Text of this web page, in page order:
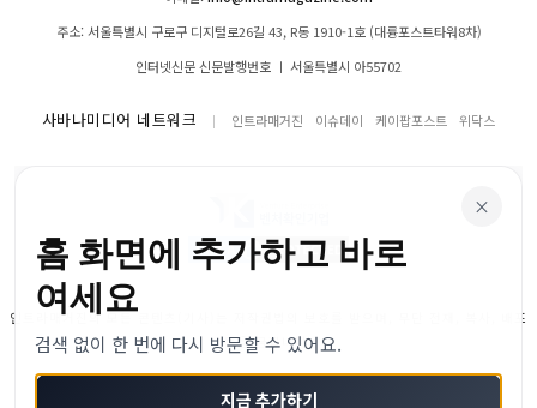
주소: 서울특별시 구로구 디지털로26길 43, R동 1910-1호 (대륭포스트타워8차)
인터넷신문 신문발행번호 ㅣ 서울특별시 아55702
사바나미디어 네트워크 인트라매거진 이슈데이 케이팝포스트 위닥스
인트라매거진의 모든 콘텐츠(기사)는 저작권법의 보호를 받으며, 무단 전재, 복사, 배포
등을 금합니다.
© 2024–2026 인트라매거진. All Rights Reserved
×
홈 화면에 추가하고 바로
여세요
검색 없이 한 번에 다시 방문할 수 있어요.
지금 추가하기